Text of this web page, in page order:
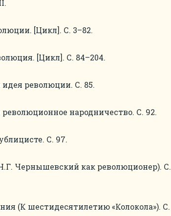
[Цикл]. С. 3–82.
[Цикл]. С. 84–204.
революции. С. 85.
народничество. С. 92.
С. 97.
Чернышевский как революционер). С.
(К шестидесятилетию «Колокола»). С.